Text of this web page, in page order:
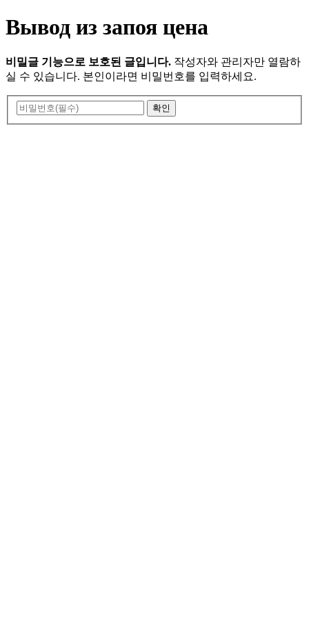
Вывод из запоя цена
비밀글 기능으로 보호된 글입니다. 작성자와 관리자만 열람하
실 수 있습니다. 본인이라면 비밀번호를 입력하세요.